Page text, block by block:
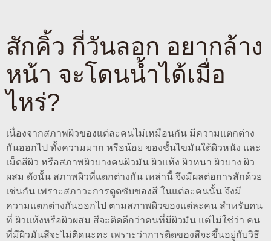
สักคิ้ว กี่วันลอก อยากล้าง
หน้า จะโดนน้ำได้เมื่อ
ไหร่?
เนื่องจากสภาพผิวของแต่ละคนไม่เหมือนกัน มีความแตกต่าง
กันออกไป ทั้งความมาก หรือน้อย ของชั้นไขมันใต้ผิวหนัง และ
เม็ดสีผิว หรือสภาพผิวบางคนผิวมัน ผิวแห้ง ผิวหนา ผิวบาง ผิว
ผสม ดังนั้น สภาพผิวที่แตกต่างกัน เหล่านี้ จึงมีผลต่อการสักด้วย
เช่นกัน เพราะสภาวะการดูดซับของสี ในแต่ละคนนั้น จึงมี
ความแตกต่างกันออกไป ตามสภาพผิวของแต่ละคน สำหรับคน
ที่ ผิวแห้งหรือผิวผสม สีจะติดดีกว่าคนที่มีผิวมัน แต่ไม่ใช่ว่า คน
ที่มีผิวมันสีจะไม่ติดนะคะ เพราะว่าการติดของสีจะขึ้นอยู่กับวิธี